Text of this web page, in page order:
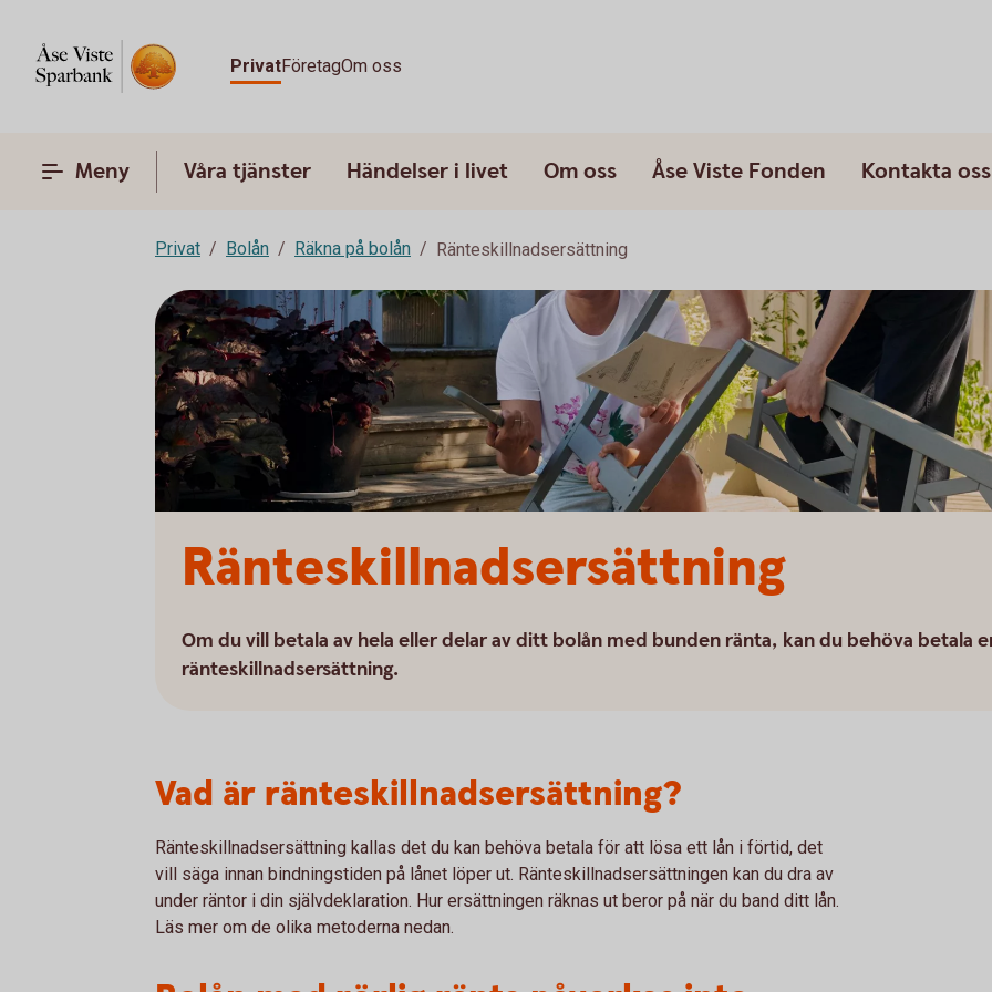
PrivatFöretagOm oss
Meny Våra tjänster Händelser i livet Om oss Åse Viste Fonden Kontakta oss
Privat Bolån Räkna på bolån Ränteskillnadsersättning
Ränteskillnadsersättning
Om du vill betala av hela eller delar av ditt bolån med bunden ränta, kan du behöva betala
ränteskillnadsersättning.
Vad är ränteskillnadsersättning?
Ränteskillnadsersättning kallas det du kan behöva betala för att lösa ett lån i förtid, det
vill säga innan bindningstiden på lånet löper ut. Ränteskillnadsersättningen kan du dra av
under räntor i din självdeklaration. Hur ersättningen räknas ut beror på när du band ditt lån.
Läs mer om de olika metoderna nedan.